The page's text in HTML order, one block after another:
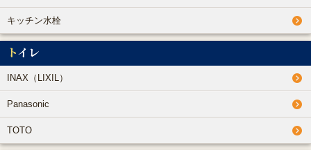
キッチン水栓
トイレ
INAX（LIXIL）
Panasonic
TOTO